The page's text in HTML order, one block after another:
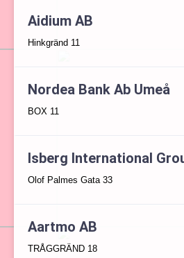
Aidium AB
Hinkgränd 11
Nordea Bank Ab Umeå
BOX 11
Isberg International
Olof Palmes Gata 33
Aartmo AB
TRÅGGRÄND 18